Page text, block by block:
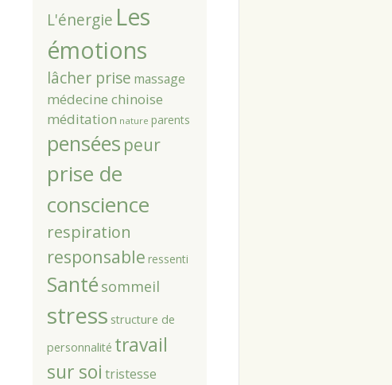
L'énergie Les
émotions
lâcher prise massage
médecine chinoise
méditation nature parents
pensées peur
prise de
conscience
respiration
responsable ressenti
Santé sommeil
stress structure de
personnalité travail
sur soi tristesse